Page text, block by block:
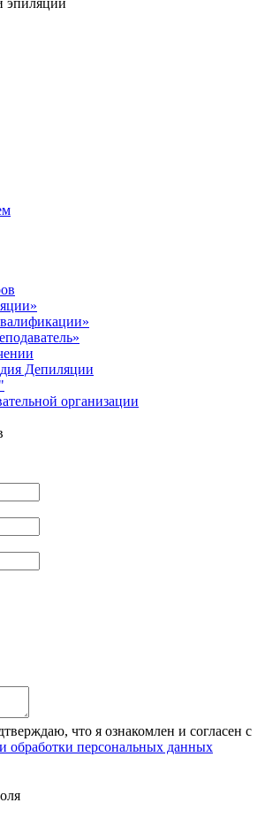
Депиляции
организации
что я ознакомлен и согласен с
обработки персональных данных